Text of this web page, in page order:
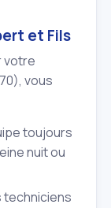
et Fils
votre
vous
toujours
nuit ou
techniciens